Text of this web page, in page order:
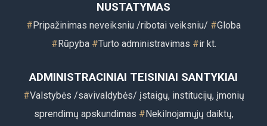
NUSTATYMAS
#Pripažinimas neveiksniu /ribotai veiksniu/ #Globa
#Rūpyba #Turto administravimas #ir kt.
ADMINISTRACINIAI TEISINIAI SANTYKIAI
#Valstybės /savivaldybės/ įstaigų, institucijų, įmonių
sprendimų apskundimas #Nekilnojamųjų daiktų,